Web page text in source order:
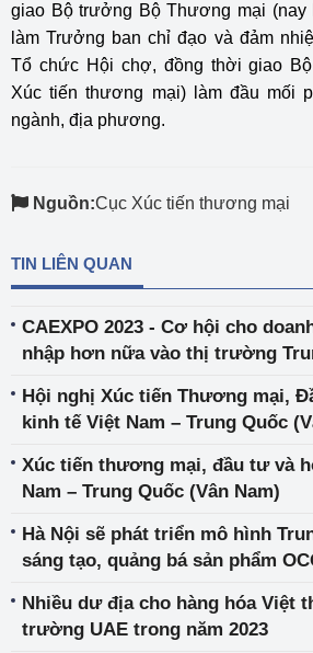
giao Bộ trưởng Bộ Thương mại
làm Trưởng ban chỉ đạo và đảm
Tổ chức Hội chợ, đồng thời giao
Xúc tiến thương mại) làm đầu mối
ngành, địa phương.
Nguồn:Cục Xúc tiến thương mại
TIN LIÊN QUAN
CAEXPO 2023 - Cơ hội cho
nhập hơn nữa vào thị trường
Hội nghị Xúc tiến Thương mại,
kinh tế Việt Nam – Trung Quốc (Vân Nam) – cơ hội
trong bối cảnh mới
Xúc tiến thương mại, đầu tư và
Nam – Trung Quốc (Vân Nam)
Hà Nội sẽ phát triển mô hình
Nhiều dư địa cho hàng hóa Việt
trường UAE trong năm 2023